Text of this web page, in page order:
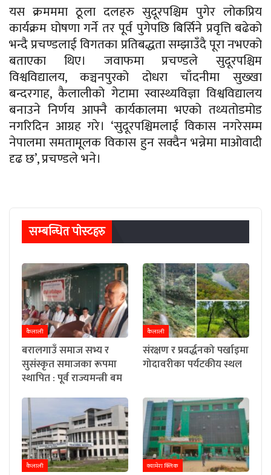
यस क्रमममा ठूला दलहरु सुदूरपश्चिम पुगेर लोकप्रिय
कार्यक्रम घोषणा गर्ने तर पूर्व पुगेपछि बिर्सिने प्रवृत्ति बढेको
भन्दै प्रचण्डलाई विगतका प्रतिबद्धता सम्झाउँदै पूरा नभएको
बताएका थिए। जवाफमा प्रचण्डले सुदूरपश्चिम
विश्वविद्यालय, कञ्चनपुरको दोधरा चाँदनीमा सुख्खा
बन्दरगाह, कैलालीको गेटामा स्वास्थ्यविज्ञा विश्वविद्यालय
बनाउने निर्णय आफ्नै कार्यकालमा भएको तथ्यतोडमोड
नगरिदिन आग्रह गरे। ‘सुदूरपश्चिमलाई विकास नगरेसम्म
नेपालमा समतामूलक विकास हुन सक्दैन भन्नेमा माओवादी
दृढ छ’, प्रचण्डले भने।
सम्बन्धित पाेस्टहरु
कैलाली
बरालगाउँ समाज सभ्य र
सुसंस्कृत समाजका रूपमा
स्थापित : पूर्व राज्यमन्त्री बम
कैलाली
संरक्षण र प्रवर्द्धनको पर्खाइमा
गोदावरीका पर्यटकीय स्थल
कैलाली क्यामेरा क्लिक